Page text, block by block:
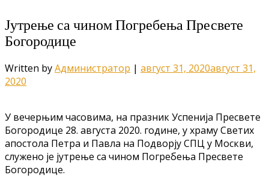
Јутрење са чином Погребења Пресвете
Богородице
Written byАдминистратор | август 31, 2020август 31,
2020
У вечерњим часовима, на празник Успенија Пресвете
Богородице 28. августа 2020. године, у храму Светих
апостола Петра и Павла на Подворју СПЦ у Москви,
служено је јутрење са чином Погребења Пресвете
Богородице.